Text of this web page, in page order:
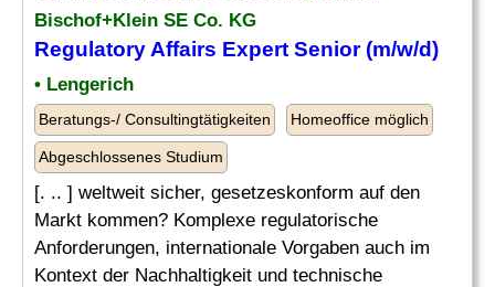
Bischof+Klein SE Co. KG
Regulatory Affairs Expert Senior (m/w/d)
• Lengerich
Beratungs-/ Consultingtätigkeiten Homeoffice möglich
Abgeschlossenes Studium
[. .. ] weltweit sicher, gesetzeskonform auf den
Markt kommen? Komplexe regulatorische
Anforderungen, internationale Vorgaben auch im
Kontext der Nachhaltigkeit und technische